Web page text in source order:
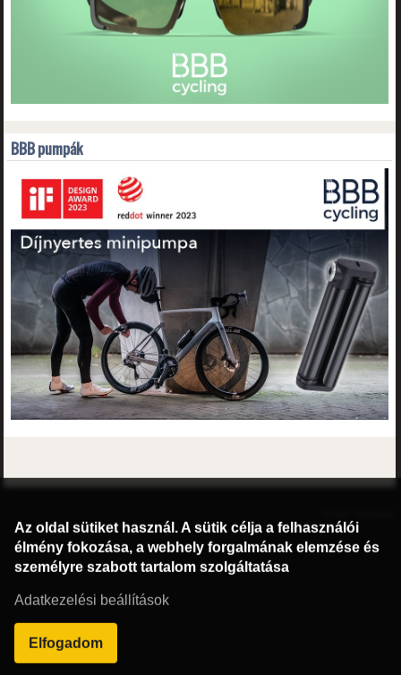
BBB pumpák
Az oldal sütiket használ. A sütik célja a felhasználói
élmény fokozása, a webhely forgalmának elemzése és
személyre szabott tartalom szolgáltatása
Adatkezelési beállítások
Elfogadom